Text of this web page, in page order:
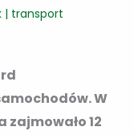
| transport
W
12